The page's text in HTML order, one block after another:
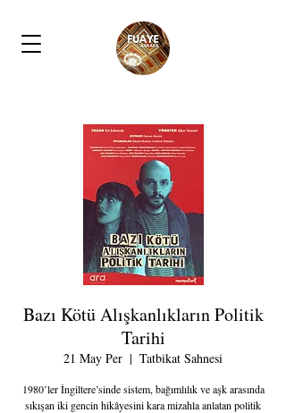
Bazı Kötü Alışkanlıkların Politik
Tarihi
21 May Per
  |
Tatbikat Sahnesi
1980’ler İngiltere’sinde sistem, bağımlılık ve aşk arasında
sıkışan iki gencin hikâyesini kara mizahla anlatan politik